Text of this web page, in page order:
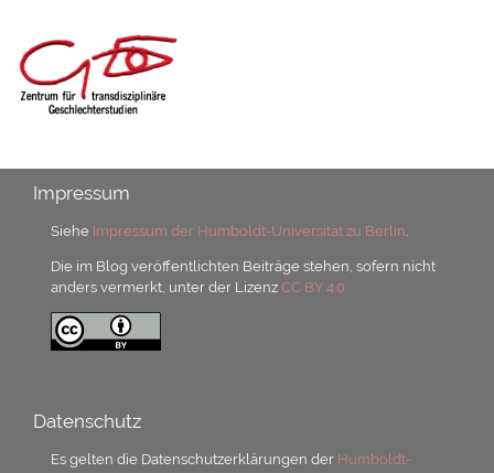
Impressum
Siehe Impressum der Humboldt-Universität zu Berlin.
Die im Blog veröffentlichten Beiträge stehen, sofern nicht
anders vermerkt, unter der LizenzCC BY 4.0.
Datenschutz
Es gelten die Datenschutzerklärungen der Humboldt-